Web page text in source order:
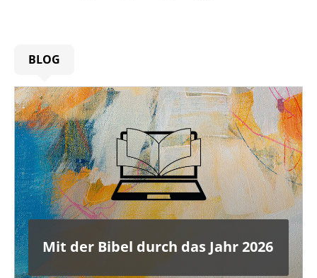
BLOG
Mit der Bibel durch das Jahr 2026